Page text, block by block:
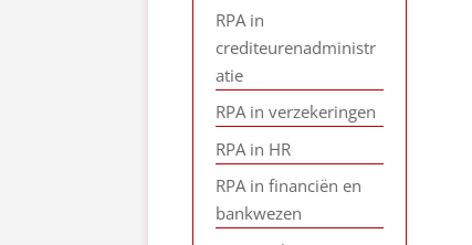
RPA in
crediteurenadministr
atie
RPA in verzekeringen
RPA in HR
RPA in financiën en
bankwezen